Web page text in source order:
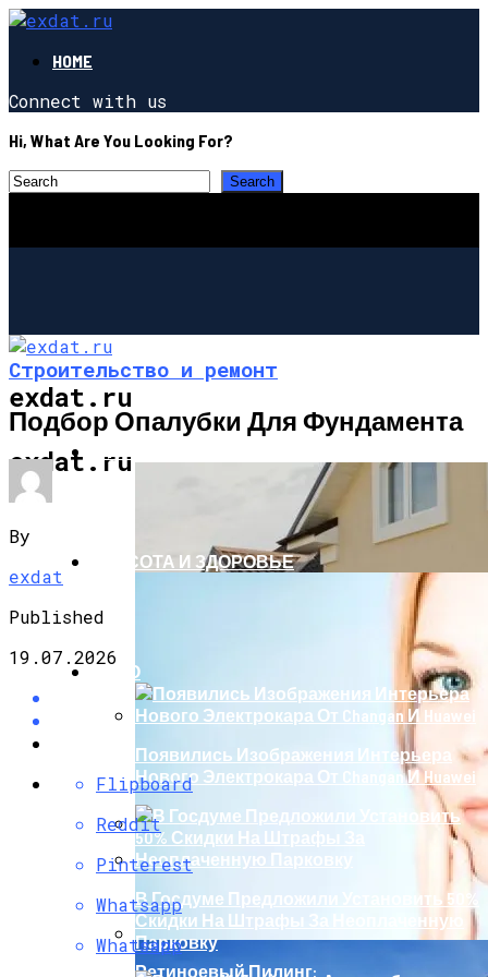
HOME
Connect with us
Hi, What Are You Looking For?
exdat.ru
exdat.ru
Штукатурка Фасада Любой Сложности
КРАСОТА И ЗДОРОВЬЕ
Ретиноевый Пилинг:
АВТО
Появились Изображения Интерьера
Нового Электрокара От Changan И Huawei
В Госдуме Предложили Установить 50%
Скидки На Штрафы За Неоплаченную
Парковку
Строительство и ремонт
Подбор Опалубки Для Фундамента
By
exdat
Published
19.07.2026
Flipboard
Reddit
Pinterest
Whatsapp
Whatsapp